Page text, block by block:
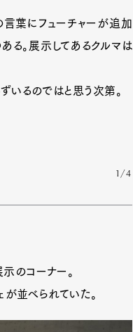
言葉にフューチャーが追加
る。展示してあるクルマは
いるのではと思う次第。
1/4
のコーナー。
並べられていた。